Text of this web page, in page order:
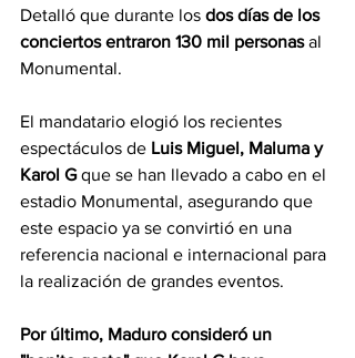
Detalló que durante los dos días de los
conciertos entraron 130 mil personas al
Monumental.
El mandatario elogió los recientes
espectáculos de Luis Miguel, Maluma y
Karol G que se han llevado a cabo en el
estadio Monumental, asegurando que
este espacio ya se convirtió en una
referencia nacional e internacional para
la realización de grandes eventos.
Por último, Maduro consideró un